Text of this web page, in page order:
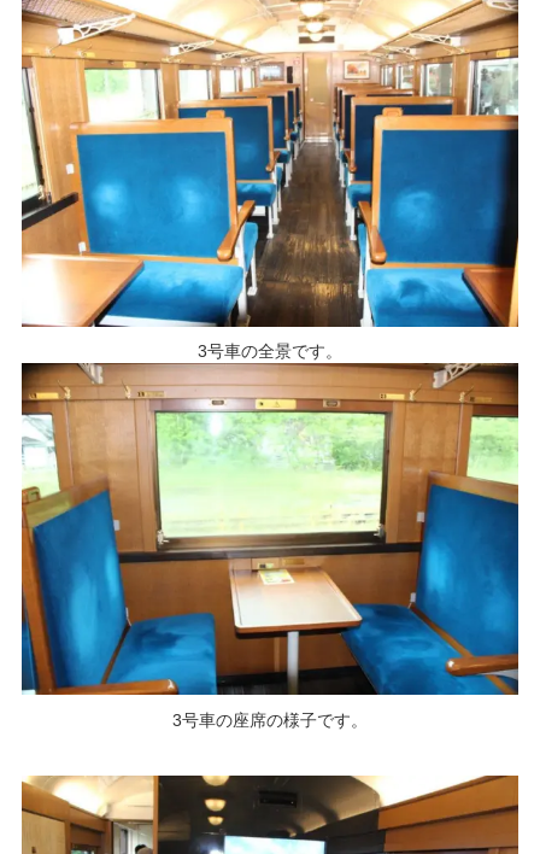
3号車の全景です。
3号車の座席の様子です。